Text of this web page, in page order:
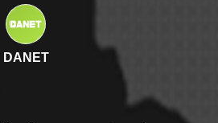
DANET